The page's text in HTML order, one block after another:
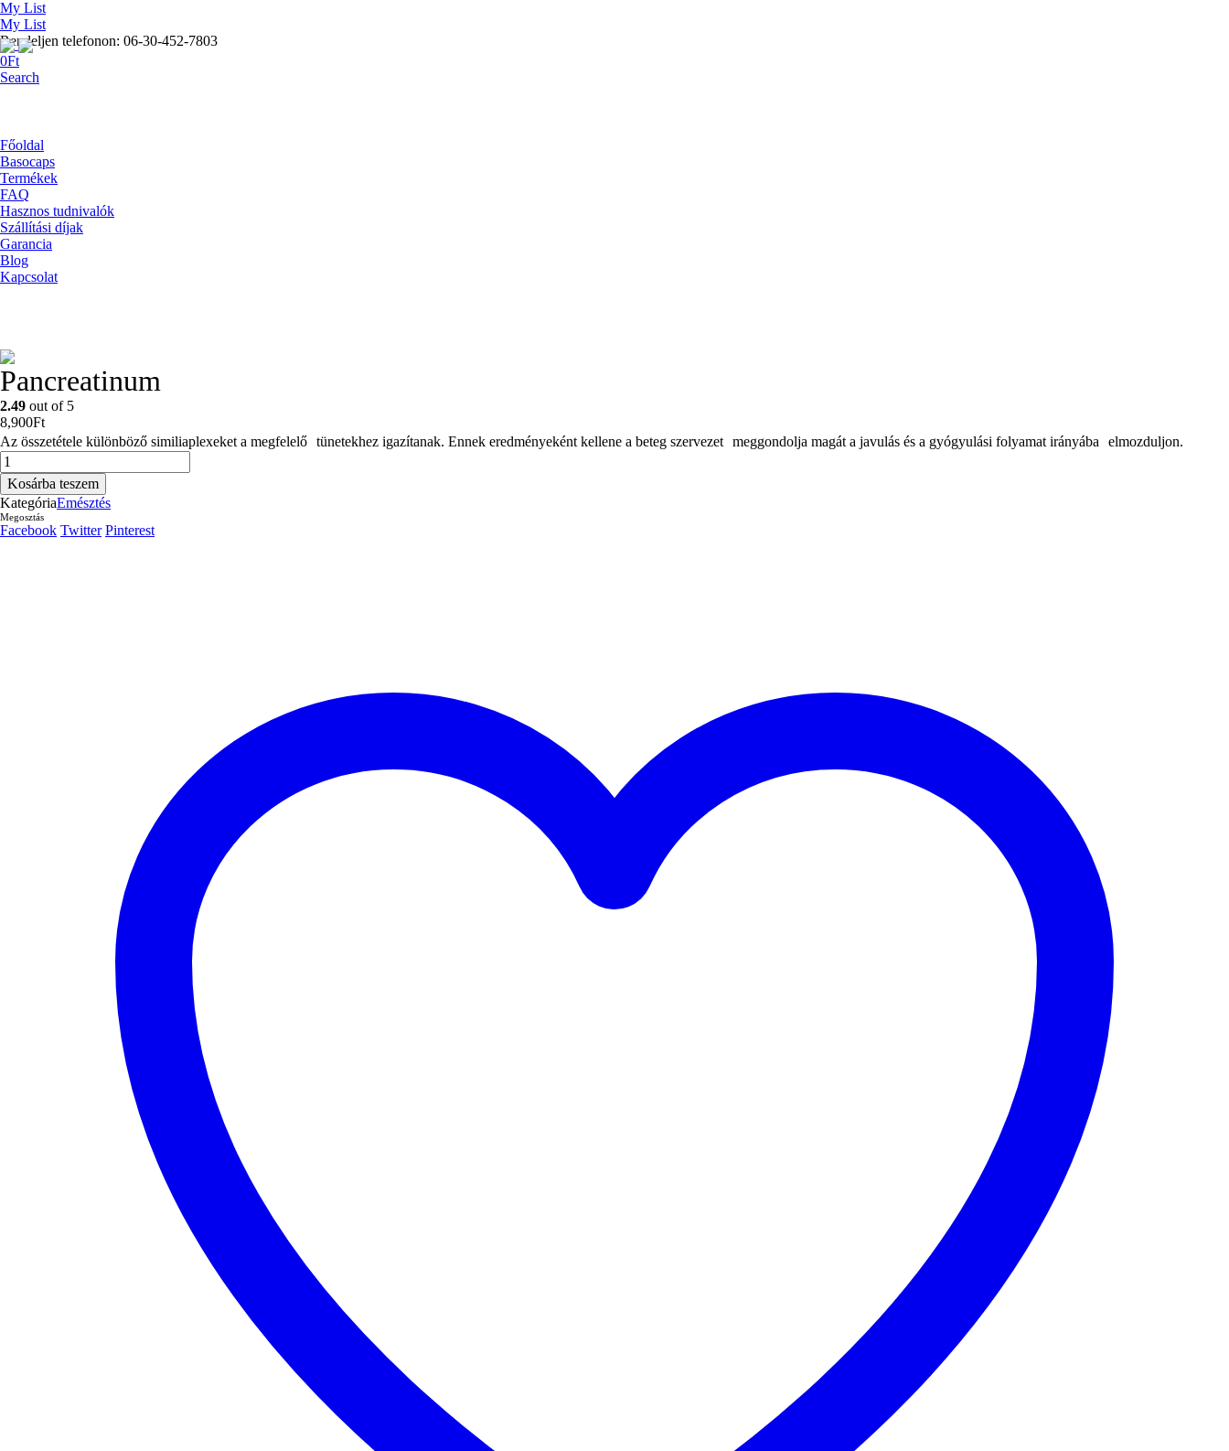
My List
My List
Rendeljen telefonon: 06-30-452-7803
0Ft
Search
Főoldal
Basocaps
Termékek
FAQ
Hasznos tudnivalók
Szállítási díjak
Garancia
Blog
Kapcsolat
Pancreatinum
2.49 out of 5
8,900Ft
Az összetétele különböző similiaplexeket a megfelelő tünetekhez igazítanak. Ennek eredményeként kellene a beteg szervezet meggondolja magát a javulás és a gyógyulási folyamat irányába elmozduljon.
Pancreatinum
mennyiség
Kosárba teszem
KategóriaEmésztés
Megosztás
Facebook Twitter Pinterest